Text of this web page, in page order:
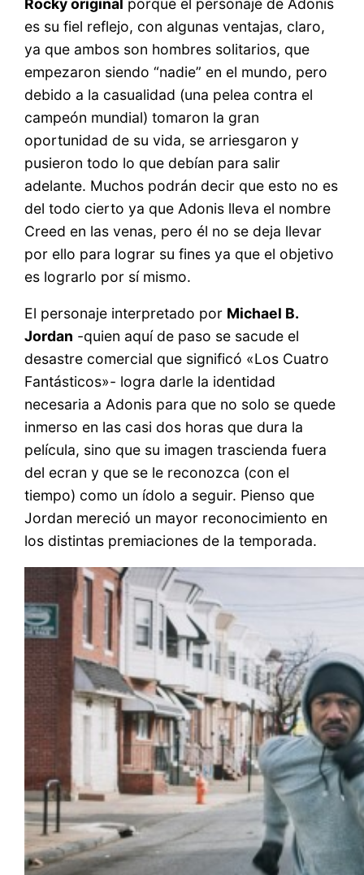
es su fiel reflejo, con algunas ventajas, claro,
ya que ambos son hombres solitarios, que
empezaron siendo “nadie” en el mundo, pero
debido a la casualidad (una pelea contra el
campeón mundial) tomaron la gran
oportunidad de su vida, se arriesgaron y
pusieron todo lo que debían para salir
adelante. Muchos podrán decir que esto no es
del todo cierto ya que Adonis lleva el nombre
Creed en las venas, pero él no se deja llevar
por ello para lograr su fines ya que el objetivo
es lograrlo por sí mismo.
El personaje interpretado por Michael B.
Jordan -quien aquí de paso se sacude el
desastre comercial que significó «Los Cuatro
Fantásticos»- logra darle la identidad
necesaria a Adonis para que no solo se quede
inmerso en las casi dos horas que dura la
película, sino que su imagen trascienda fuera
del ecran y que se le reconozca (con el
tiempo) como un ídolo a seguir. Pienso que
Jordan mereció un mayor reconocimiento en
los distintas premiaciones de la temporada.